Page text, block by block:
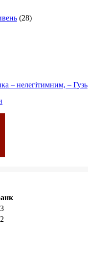
(28)
– нелегітимним, – Гузь